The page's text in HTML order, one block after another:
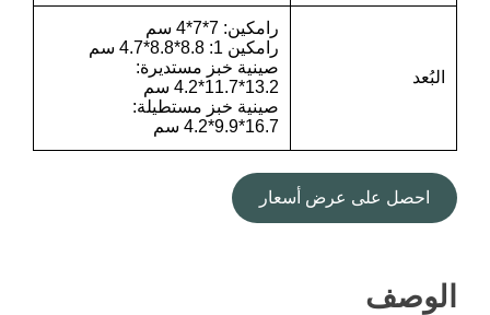
البُعد
رامكين: 7*7*4 سم
رامكين 1: 8.8*8.8*4.7 سم
صينية خبز مستديرة:
13.2*11.7*4.2 سم
صينية خبز مستطيلة:
16.7*9.9*4.2 سم
احصل على عرض أسعار
الوصف